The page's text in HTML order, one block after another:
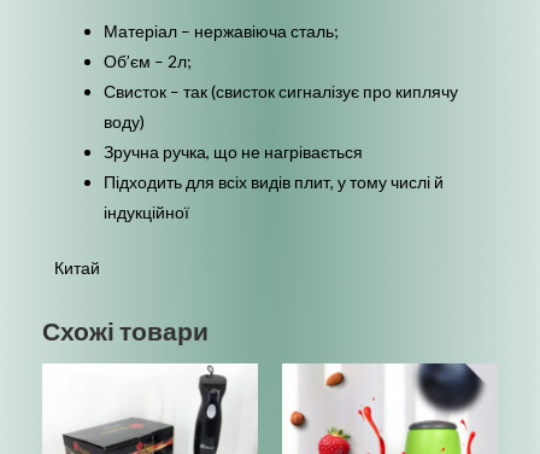
Матеріал – нержавіюча сталь;
Об’єм – 2л;
Свисток – так (свисток сигналізує про киплячу
воду)
Зручна ручка, що не нагрівається
Підходить для всіх видів плит, у тому числі й
індукційної
Китай
Схожі товари